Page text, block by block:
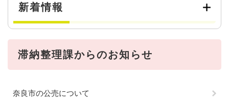
新着情報
滞納整理課からのお知らせ
奈良市の公売について